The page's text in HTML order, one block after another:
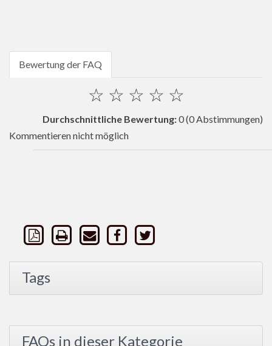
Bewertung der FAQ
☆
☆
☆
☆
☆
Durchschnittliche Bewertung:0(0 Abstimmungen)
Kommentieren nicht möglich
Tags
FAQs in dieser Kategorie